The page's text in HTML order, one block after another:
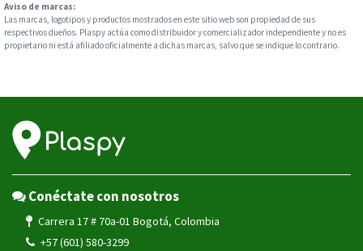
Aviso de marcas:
Las marcas, logotipos y productos mostrados en este sitio web son propiedad de sus
respectivos dueños. Plaspy actúa como distribuidor y comercializador independiente y no es
propietario ni está afiliado oficialmente a dichas marcas, salvo que se indique lo contrario.
Conéctate con nosotros
Carrera 17 # 70a-01 Bogotá, Colombia
+57 (601) 580-3299